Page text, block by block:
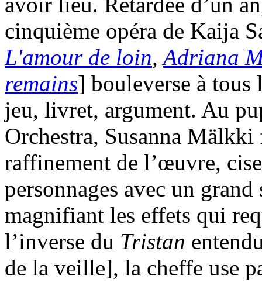
cinquième opéra de Kaija
L'amour de loin,Adriana
remains] bouleverse à tous
jeu, livret, argument. Au
Orchestra, Susanna Mälkki
raffinement de l’œuvre,
personnages avec un
magnifiant les effets qui
l’inverse du Tristan
de la veille], la cheffe use